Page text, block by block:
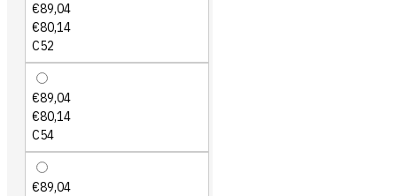
€89,04
€80,14
C52
€89,04
€80,14
C54
€89,04